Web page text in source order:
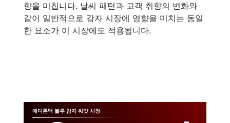
향을 미칩니다. 날씨 패턴과 고객 취향의 변화와
같이 일반적으로 감자 시장에 영향을 미치는 동일
한 요소가 이 시장에도 적용됩니다.
애디론댁 블루 감자 씨앗 시장